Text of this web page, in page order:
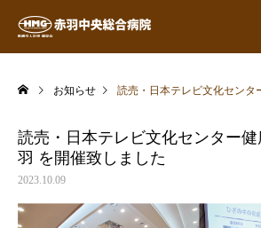
お知らせ 読売・日本テレビ文化センター健康公
読売・日本テレビ文化センター
羽 を開催致しました
2023.10.09